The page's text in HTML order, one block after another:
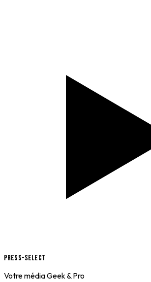
Press-Select
Votre média Geek & Pro